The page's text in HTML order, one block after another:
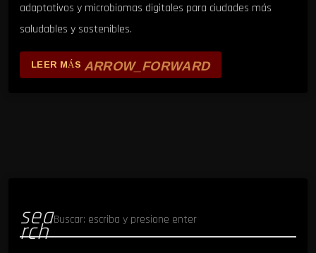
adaptativos y microbiomas digitales para ciudades más
saludables y sostenibles.
LEER MÁS ARROW_FORWARD
sea
rch